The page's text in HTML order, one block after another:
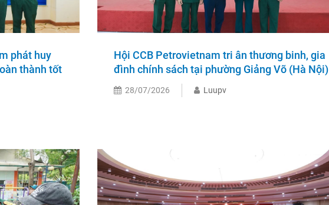
phát huy
thành tốt
Hội CCB Petrovietnam tri ân thương binh, gia
đình chính sách tại phường Giảng Võ (Hà Nội)
28/07/2026 Luupv